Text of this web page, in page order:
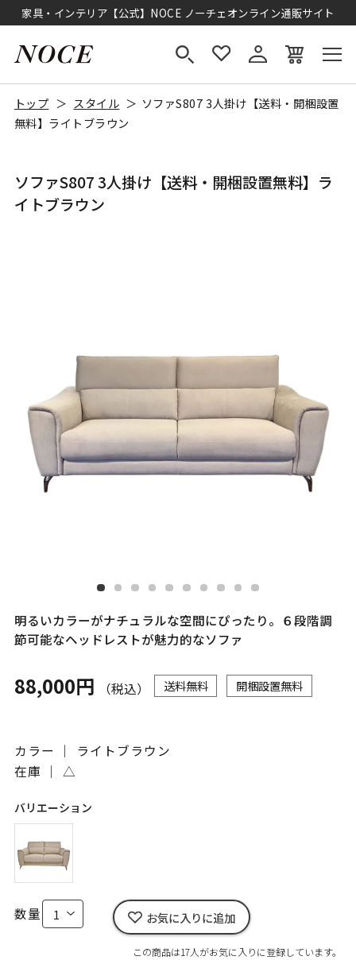
家具・インテリア【公式】NOCE ノーチェオンライン通販サイト
トップ スタイル
ソファS807 3人掛け【送料・開梱設置
無料】ライトブラウン
ソファS807 3人掛け【送料・開梱設置無料】ラ
イトブラウン
明るいカラーがナチュラルな空間にぴったり。６段階調
節可能なヘッドレストが魅力的なソファ
88,000円 （税込） 送料無料 開梱設置無料
カラー ｜ ライトブラウン
在庫 ｜ △
バリエーション
数量 お気に入りに追加
この商品は17人がお気に入りに登録しています。